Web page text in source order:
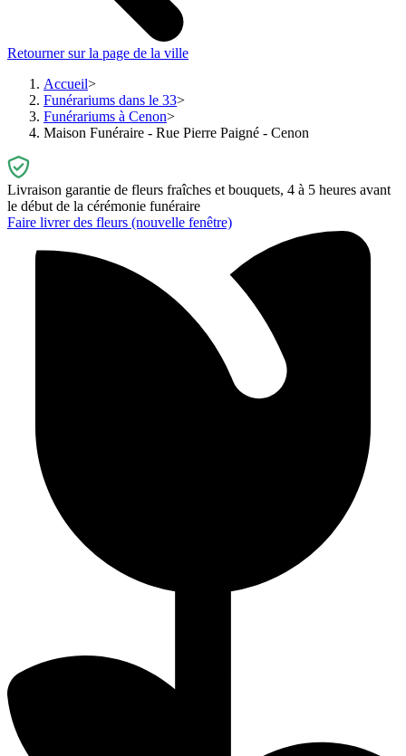
Retourner sur la page de la ville
Accueil
Funérariums dans le 33
Funérariums à Cenon
Maison Funéraire - Rue Pierre Paigné - Cenon
Livraison garantie de fleurs fraîches et bouquets, 4 à 5 heures avant
le début de la cérémonie funéraire
Faire livrer des fleurs (nouvelle fenêtre)